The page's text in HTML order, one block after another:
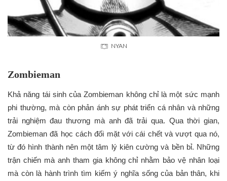
NYAN
Zombieman
Khả năng tái sinh của Zombieman không chỉ là một sức mạnh
phi thường, mà còn phản ánh sự phát triển cá nhân và những
trải nghiệm đau thương mà anh đã trải qua. Qua thời gian,
Zombieman đã học cách đối mặt với cái chết và vượt qua nó,
từ đó hình thành nên một tâm lý kiên cường và bền bỉ. Những
trận chiến mà anh tham gia không chỉ nhằm bảo vệ nhân loại
mà còn là hành trình tìm kiếm ý nghĩa sống của bản thân, khi